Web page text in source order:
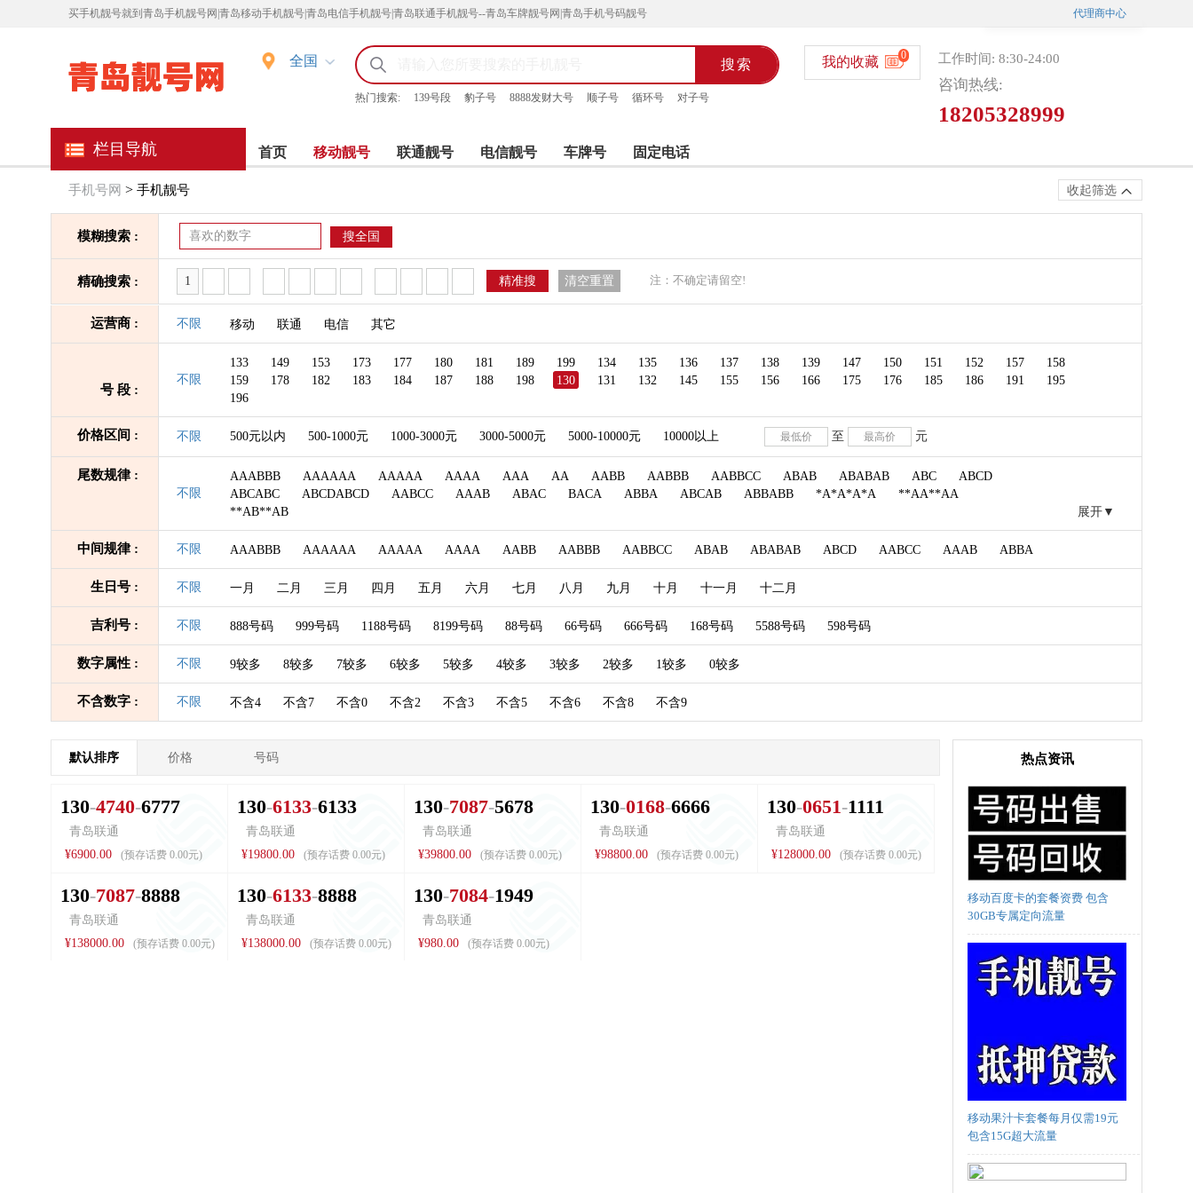
买手机靓号就到青岛手机靓号网|青岛移动手机靓号|青岛电信手机靓号|青岛联通手机靓号--青岛车牌靓号网|青岛手机号码靓号 代理商中心
微信选号
全国
热门搜索: 139号段 豹子号 8888发财大号 顺子号 循环号 对子号
我的收藏 0 工作时间: 8:30-24:00
咨询热线:
18205328999
栏目导航 首页 移动靓号 联通靓号 电信靓号 车牌号 固定电话
收起筛选
手机号网 > 手机靓号
模糊搜索 : 搜全国
精确搜索 : 精准搜 清空重置 注：不确定请留空!
运营商 : 不限 移动 联通 电信 其它
号 段 :
不限
133 149 153 173 177 180 181 189 199 134 135 136 137 138 139 147 150 151 152 157
158
159
178 182 183 184 187 188 198 130 131 132 145 155 156 166 175 176 185 186 191
195
196
价格区间 : 不限 500元以内 500-1000元 1000-3000元 3000-5000元 5000-10000元 10000以上 至 元
尾数规律 :
不限
AAABBB AAAAAA AAAAA AAAA AAA AA AABB AABBB AABBCC ABAB ABABAB ABC
ABCD
ABCABC
ABCDABCD AABCC AAAB ABAC BACA ABBA ABCAB ABBABB *A*A*A*A
**AA**AA
**AB**AB
展开▼
中间规律 : 不限 AAABBB AAAAAA AAAAA AAAA AABB AABBB AABBCC ABAB ABABAB ABCD AABCC AAAB ABBA
生日号 : 不限 一月 二月 三月 四月 五月 六月 七月 八月 九月 十月 十一月 十二月
吉利号 : 不限 888号码 999号码 1188号码 8199号码 88号码 66号码 666号码 168号码 5588号码 598号码
数字属性 : 不限 9较多 8较多 7较多 6较多 5较多 4较多 3较多 2较多 1较多 0较多
不含数字 : 不限 不含4 不含7 不含0 不含2 不含3 不含5 不含6 不含8 不含9
默认排序 价格 号码
130 4740 6777
青岛联通
¥6900.00
(预存话费 0.00元)
130 6133 6133
青岛联通
¥19800.00
(预存话费 0.00元)
130 7087 5678
青岛联通
¥39800.00
(预存话费 0.00元)
130 0168 6666
青岛联通
¥98800.00
(预存话费 0.00元)
130 0651 1111
青岛联通
¥128000.00
(预存话费 0.00元)
130 7087 8888
青岛联通
¥138000.00
(预存话费 0.00元)
130 6133 8888
青岛联通
¥138000.00
(预存话费 0.00元)
130 7084 1949
青岛联通
¥980.00
(预存话费 0.00元)
热点资讯
移动百度卡的套餐资费 包含
30GB专属定向流量
移动果汁卡套餐每月仅需19元
包含15G超大流量